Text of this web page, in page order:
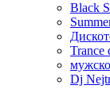
Black
Trance
Dj